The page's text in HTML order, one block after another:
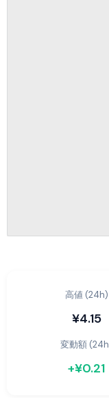
高値 (24h)
¥4.15
変動額
+¥0.21